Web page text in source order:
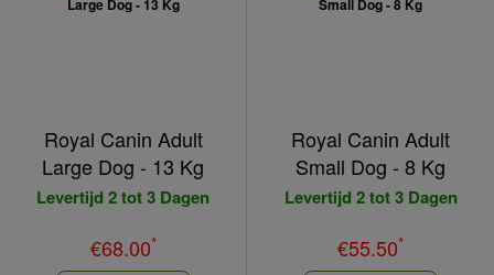
Royal Canin Adult
Large Dog - 13 Kg
Levertijd 2 tot 3 Dagen
€68.00*
Royal Canin Adult
Small Dog - 8 Kg
Levertijd 2 tot 3 Dagen
€55.50*